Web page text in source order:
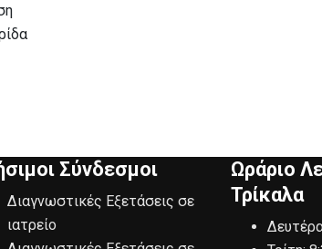
Σύνδεσμοι
Διαγνωστικές Εξετάσεις σε
ιατρείο
Ωράριο
Τρίκαλα